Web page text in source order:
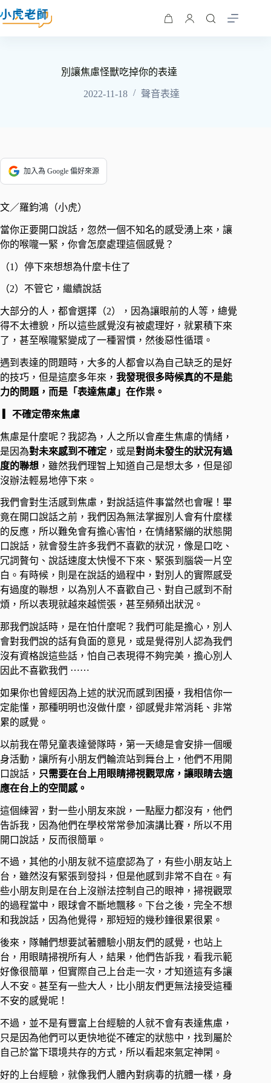
別讓焦慮怪獸吃掉你的表達
2022-11-18 聲音表達
加入為 Google 偏好來源
文／羅鈞鴻（小虎）
當你正要開口說話，忽然一個不知名的感受湧上來，讓
你的喉嚨一緊，你會怎麼處理這個感覺？​ ​
（1）停下來想想為什麼卡住了​
（2）不管它，繼續說話​
大部分的人，都會選擇（2），因為讓眼前的人等，總覺
得不太禮貌，所以這些感覺沒有被處理好，就累積下來
了，甚至喉嚨緊變成了一種習慣，然後惡性循環。​
遇到表達的問題時，大多的人都會以為自己缺乏的是好
的技巧，但是這麼多年來， 我發現很多時候真的不是能
力的問題，而是「表達焦慮」在作祟。
​ ▎不確定帶來焦慮
焦慮是什麼呢？我認為，人之所以會產生焦慮的情緒，
是因為對未來感到不確定 ，或是對尚未發生的狀況有過
度的聯想 ，雖然我們理智上知道自己是想太多，但是卻
沒辦法輕易地停下來。
我們會對生活感到焦慮，對說話這件事當然也會喔！畢
竟在開口說話之前，我們因為無法掌握別人會有什麼樣
的反應，所以難免會有擔心害怕，在情緒緊繃的狀態開
口說話，就會發生許多我們不喜歡的狀況，像是口吃、
冗詞贅句、說話速度太快慢不下來、緊張到腦袋一片空
白。有時候，則是在說話的過程中，對別人的實際感受
有過度的聯想，以為別人不喜歡自己、對自己感到不耐
煩，所以表現就越來越慌張，甚至頻頻出狀況。
那我們說話時，是在怕什麼呢？我們可能是擔心，別人
會對我們說的話有負面的意見，或是覺得別人認為我們
沒有資格說這些話，怕自己表現得不夠完美，擔心別人
因此不喜歡我們 ⋯⋯
如果你也曾經因為上述的狀況而感到困擾，我相信你一
定能懂，那種明明也沒做什麼，卻感覺非常消耗、非常
累的感覺。
以前我在帶兒童表達營隊時，第一天總是會安排一個暖
身活動，讓所有小朋友們輪流站到舞台上，他們不用開
口說話， 只需要在台上用眼睛掃視觀眾席，讓眼睛去適
應在台上的空間感。
這個練習，對一些小朋友來說，一點壓力都沒有，他們
告訴我，因為他們在學校常常參加演講比賽，所以不用
開口說話，反而很簡單。
不過，其他的小朋友就不這麼認為了，有些小朋友站上
台，雖然沒有緊張到發抖，但是他感到非常不自在。有
些小朋友則是在台上沒辦法控制自己的眼神，掃視觀眾
的過程當中，眼球會不斷地飄移。下台之後，完全不想
和我說話，因為他覺得，那短短的幾秒鐘很累很累。
後來，隊輔們想要試著體驗小朋友們的感覺，也站上
台，用眼睛掃視所有人，結果，他們告訴我，看我示範
好像很簡單，但實際自己上台走一次，才知道這有多讓
人不安。甚至有一些大人，比小朋友們更無法接受這種
不安的感覺呢！
不過，並不是有豐富上台經驗的人就不會有表達焦慮，
只是因為他們可以更快地從不確定的狀態中，找到屬於
自己於當下環境共存的方式，所以看起來氣定神閑。
好的上台經驗，就像我們人體內對病毒的抗體一樣，身